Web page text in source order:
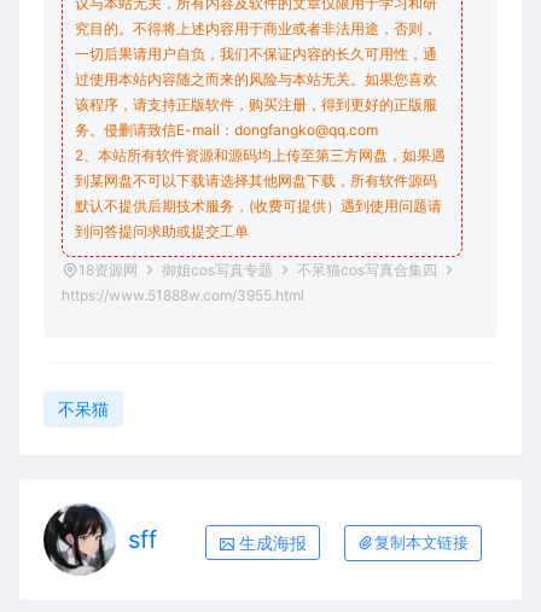
究目的。不得将上述内容用于商业或者非法用途，否则，
一切后果请用户自负，我们不保证内容的长久可用性，通
过使用本站内容随之而来的风险与本站无关。如果您喜欢
该程序，请支持正版软件，购买注册，得到更好的正版服
务。侵删请致信E-mail：dongfangko@qq.com
2、本站所有软件资源和源码均上传至第三方网盘，如果遇
到某网盘不可以下载请选择其他网盘下载，所有软件源码
默认不提供后期技术服务，(收费可提供）遇到使用问题请
到问答提问求助或提交工单
18资源网 御姐cos写真专题
不呆猫cos写真合集四
https://www.51888w.com/3955.html
不呆猫
sff 生成海报 复制本文链接